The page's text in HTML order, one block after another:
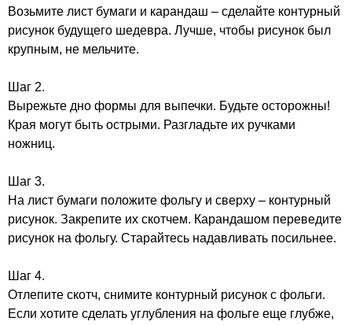
Возьмите лист бумаги и карандаш – сделайте контурный
рисунок будущего шедевра. Лучше, чтобы рисунок был
крупным, не мельчите.
Шаг 2.
Вырежьте дно формы для выпечки. Будьте осторожны!
Края могут быть острыми. Разгладьте их ручками
ножниц.
Шаг 3.
На лист бумаги положите фольгу и сверху – контурный
рисунок. Закрепите их скотчем. Карандашом переведите
рисунок на фольгу. Старайтесь надавливать посильнее.
Шаг 4.
Отлепите скотч, снимите контурный рисунок с фольги.
Если хотите сделать углубления на фольге еще глубже,